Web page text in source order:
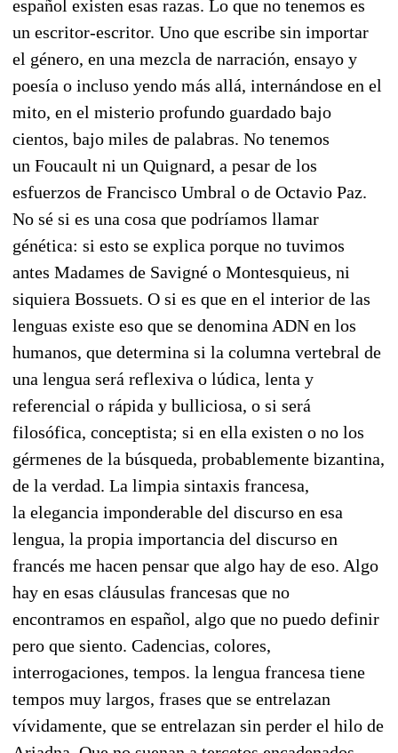
español existen esas razas. Lo que no tenemos es
un escritor-escritor. Uno que escribe sin importar
el género, en una mezcla de narración, ensayo y
poesía o incluso yendo más allá, internándose en el
mito, en el misterio profundo guardado bajo
cientos, bajo miles de palabras. No tenemos
un Foucault ni un Quignard, a pesar de los
esfuerzos de Francisco Umbral o de Octavio Paz.
No sé si es una cosa que podríamos llamar
génética: si esto se explica porque no tuvimos
antes Madames de Savigné o Montesquieus, ni
siquiera Bossuets. O si es que en el interior de las
lenguas existe eso que se denomina ADN en los
humanos, que determina si la columna vertebral de
una lengua será reflexiva o lúdica, lenta y
referencial o rápida y bulliciosa, o si será
filosófica, conceptista; si en ella existen o no los
gérmenes de la búsqueda, probablemente bizantina,
de la verdad. La limpia sintaxis francesa,
la elegancia imponderable del discurso en esa
lengua, la propia importancia del discurso en
francés me hacen pensar que algo hay de eso. Algo
hay en esas cláusulas francesas que no
encontramos en español, algo que no puedo definir
pero que siento. Cadencias, colores,
interrogaciones, tempos. la lengua francesa tiene
tempos muy largos, frases que se entrelazan
vívidamente, que se entrelazan sin perder el hilo de